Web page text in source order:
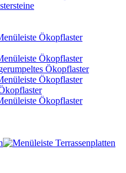
Ökopflaster